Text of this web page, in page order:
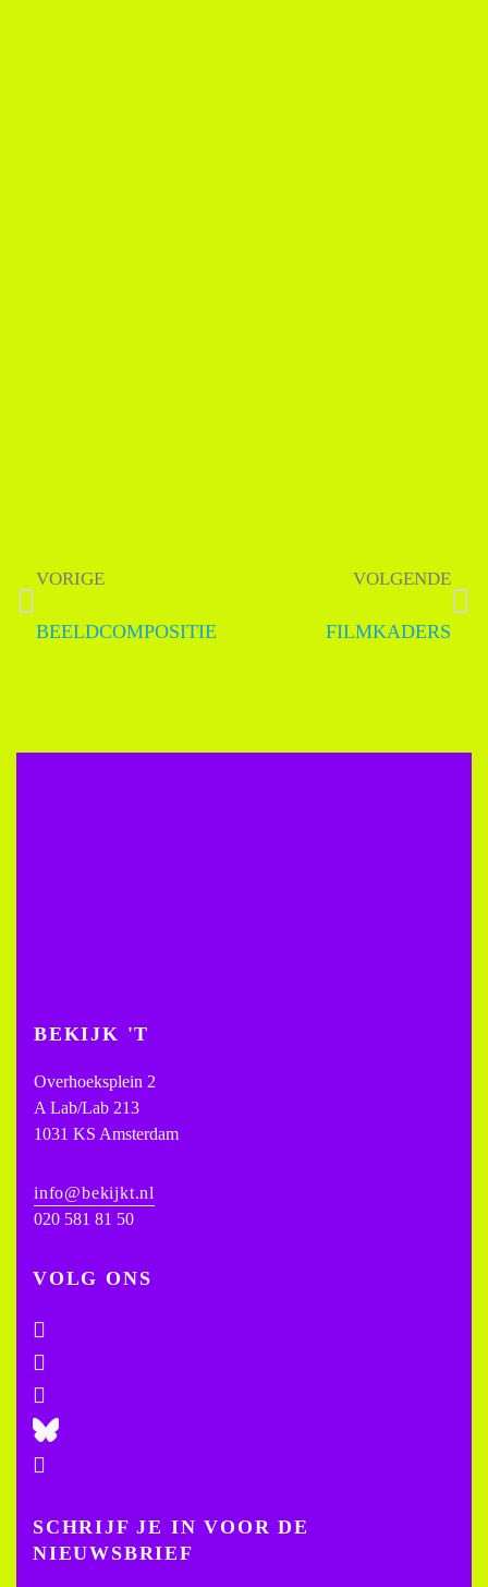
VORIGE
BEELDCOMPOSITIE
VOLGENDE
FILMKADERS
BEKIJK 'T
Overhoeksplein 2
A Lab/Lab 213
1031 KS Amsterdam
info@bekijkt.nl
020 581 81 50
VOLG ONS
SCHRIJF JE IN VOOR DE
NIEUWSBRIEF